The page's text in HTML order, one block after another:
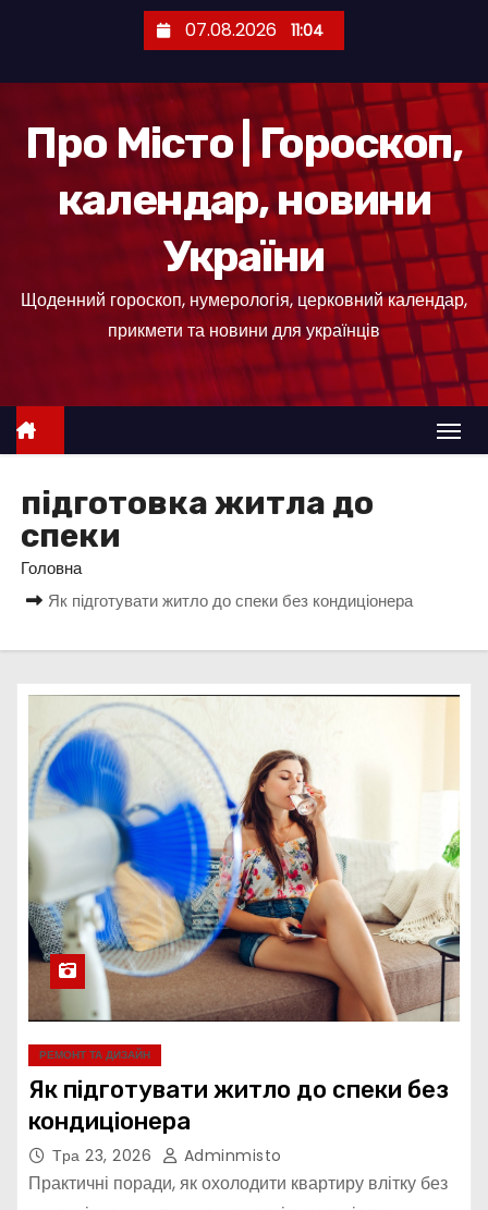
е
07.08.2026 11:04
Про Місто | Гороскоп,
календар, новини
України
Щоденний гороскоп, нумерологія, церковний календар,
прикмети та новини для українців
підготовка житла до
спеки
Головна
Як підготувати житло до спеки без кондиціонера
РЕМОНТ ТА ДИЗАЙН
Як підготувати житло до спеки без
кондиціонера
Тра 23, 2026 Adminmisto
Практичні поради, як охолодити квартиру влітку без